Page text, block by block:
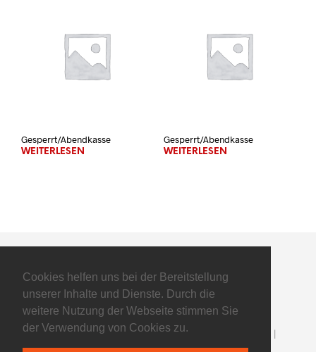
Cookies helfen uns bei der Bereitstellung
unserer Inhalte und Dienste. Durch die
weitere Nutzung der Webseite stimmen Sie
der Verwendung von Cookies zu.
Gesperrt/Abendkasse
WEITERLESEN
Gesperrt/Abendkasse
WEITERLESEN
©2025 Flyers Basketball GmbH - All Rights Reserved |
Impressum|Datenschutz| powered by